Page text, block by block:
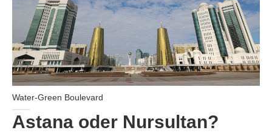
Water-Green Boulevard
Astana oder Nursultan?